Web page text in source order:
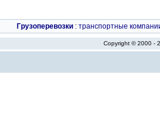
Грузоперевозки : транспортные
Copyright © 2000 -